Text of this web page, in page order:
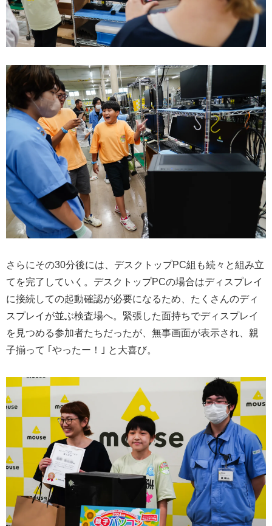
さらにその30分後には、デスクトップPC組も続々と組み立
てを完了していく。デスクトップPCの場合はディスプレイ
に接続しての起動確認が必要になるため、たくさんのディ
スプレイが並ぶ検査場へ。緊張した面持ちでディスプレイ
を見つめる参加者たちだったが、無事画面が表示され、親
子揃って ｢やったー！｣ と大喜び。